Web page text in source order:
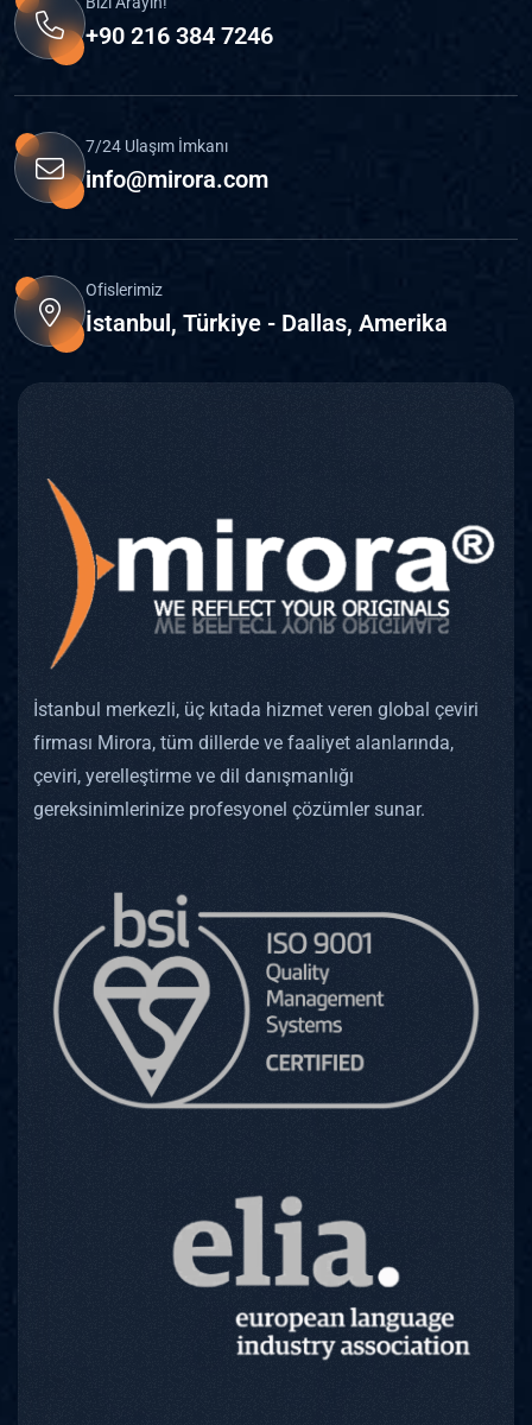
+90 216 384 7246
7/24 Ulaşım İmkanı
info@mirora.com
Ofislerimiz
İstanbul, Türkiye - Dallas, Amerika
İstanbul merkezli, üç kıtada hizmet veren global çeviri
firması Mirora, tüm dillerde ve faaliyet alanlarında,
çeviri, yerelleştirme ve dil danışmanlığı
gereksinimlerinize profesyonel çözümler sunar.